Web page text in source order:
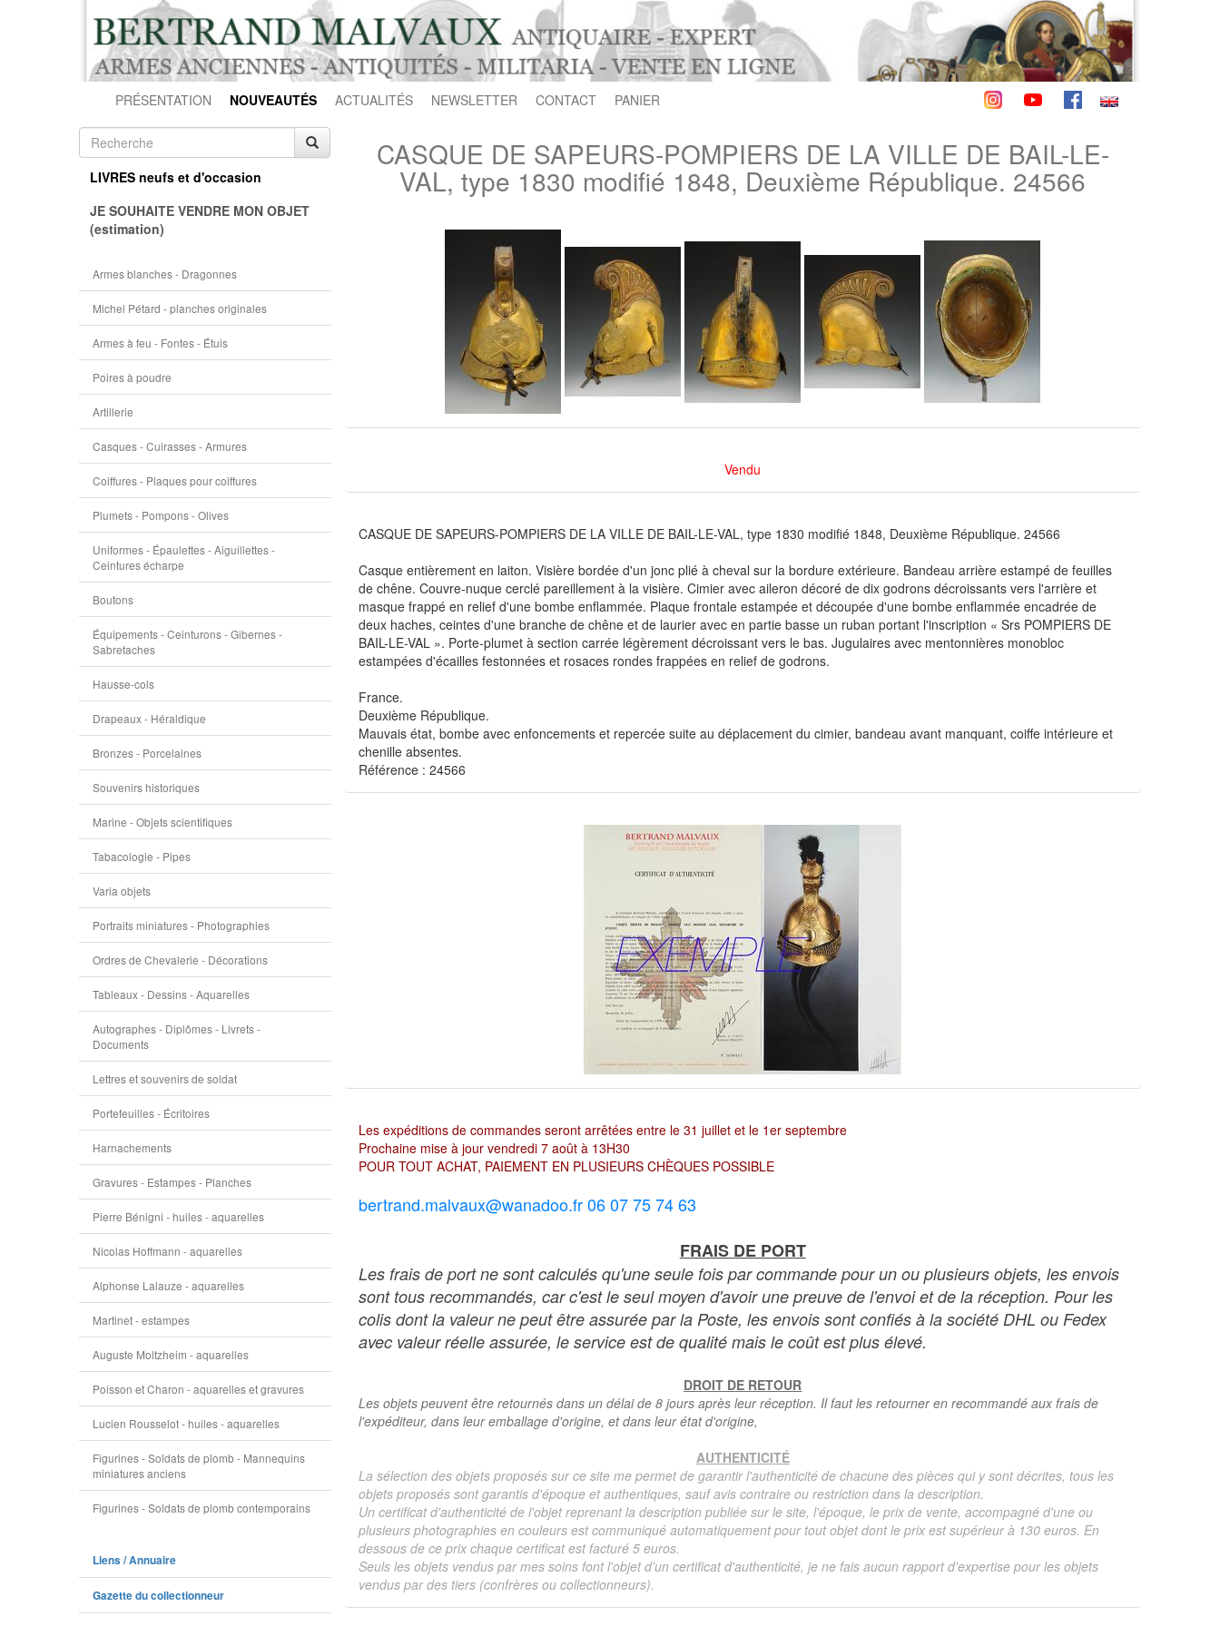
PRÉSENTATION NOUVEAUTÉS ACTUALITÉS NEWSLETTER CONTACT PANIER
LIVRES neufs et d'occasion
JE SOUHAITE VENDRE MON OBJET
(estimation)
Armes blanches - Dragonnes
Michel Pétard - planches originales
Armes à feu - Fontes - Étuis
Poires à poudre
Artillerie
Casques - Cuirasses - Armures
Coiffures - Plaques pour coiffures
Plumets - Pompons - Olives
Uniformes - Épaulettes - Aiguillettes -
Ceintures écharpe
Boutons
Équipements - Ceinturons - Gibernes -
Sabretaches
Hausse-cols
Drapeaux - Héraldique
Bronzes - Porcelaines
Souvenirs historiques
Marine - Objets scientifiques
Tabacologie - Pipes
Varia objets
Portraits miniatures - Photographies
Ordres de Chevalerie - Décorations
Tableaux - Dessins - Aquarelles
Autographes - Diplômes - Livrets -
Documents
Lettres et souvenirs de soldat
Portefeuilles - Écritoires
Harnachements
Gravures - Estampes - Planches
Pierre Bénigni - huiles - aquarelles
Nicolas Hoffmann - aquarelles
Alphonse Lalauze - aquarelles
Martinet - estampes
Auguste Moltzheim - aquarelles
Poisson et Charon - aquarelles et gravures
Lucien Rousselot - huiles - aquarelles
Figurines - Soldats de plomb - Mannequins
miniatures anciens
Figurines - Soldats de plomb contemporains
Liens / Annuaire
Gazette du collectionneur
CASQUE DE SAPEURS-POMPIERS DE LA VILLE DE BAIL-LE-
VAL, type 1830 modifié 1848, Deuxième République. 24566
Vendu
CASQUE DE SAPEURS-POMPIERS DE LA VILLE DE BAIL-LE-VAL, type 1830 modifié 1848, Deuxième République. 24566
Casque entièrement en laiton. Visière bordée d'un jonc plié à cheval sur la bordure extérieure. Bandeau arrière estampé de feuilles
de chêne. Couvre-nuque cerclé pareillement à la visière. Cimier avec aileron décoré de dix godrons décroissants vers l'arrière et
masque frappé en relief d'une bombe enflammée. Plaque frontale estampée et découpée d'une bombe enflammée encadrée de
deux haches, ceintes d'une branche de chêne et de laurier avec en partie basse un ruban portant l'inscription « Srs POMPIERS DE
BAIL-LE-VAL ». Porte-plumet à section carrée légèrement décroissant vers le bas. Jugulaires avec mentonnières monobloc
estampées d'écailles festonnées et rosaces rondes frappées en relief de godrons.
France.
Deuxième République.
Mauvais état, bombe avec enfoncements et repercée suite au déplacement du cimier, bandeau avant manquant, coiffe intérieure et
chenille absentes.
Référence : 24566
Les expéditions de commandes seront arrêtées entre le 31 juillet et le 1er septembre
Prochaine mise à jour vendredi 7 août à 13H30
POUR TOUT ACHAT, PAIEMENT EN PLUSIEURS CHÈQUES POSSIBLE
bertrand.malvaux@wanadoo.fr 06 07 75 74 63
FRAIS DE PORT
Les frais de port ne sont calculés qu'une seule fois par commande pour un ou plusieurs objets, les envois
sont tous recommandés, car c'est le seul moyen d'avoir une preuve de l'envoi et de la réception. Pour les
colis dont la valeur ne peut être assurée par la Poste, les envois sont confiés à la société DHL ou Fedex
avec valeur réelle assurée, le service est de qualité mais le coût est plus élevé.
DROIT DE RETOUR
Les objets peuvent être retournés dans un délai de 8 jours après leur réception. Il faut les retourner en recommandé aux frais de
l'expéditeur, dans leur emballage d'origine, et dans leur état d'origine,
AUTHENTICITÉ
La sélection des objets proposés sur ce site me permet de garantir l'authenticité de chacune des pièces qui y sont décrites, tous les
objets proposés sont garantis d'époque et authentiques, sauf avis contraire ou restriction dans la description.
Un certificat d'authenticité de l'objet reprenant la description publiée sur le site, l'époque, le prix de vente, accompagné d'une ou
plusieurs photographies en couleurs est communiqué automatiquement pour tout objet dont le prix est supérieur à 130 euros. En
dessous de ce prix chaque certificat est facturé 5 euros.
Seuls les objets vendus par mes soins font l'objet d'un certificat d'authenticité, je ne fais aucun rapport d'expertise pour les objets
vendus par des tiers (confrères ou collectionneurs).